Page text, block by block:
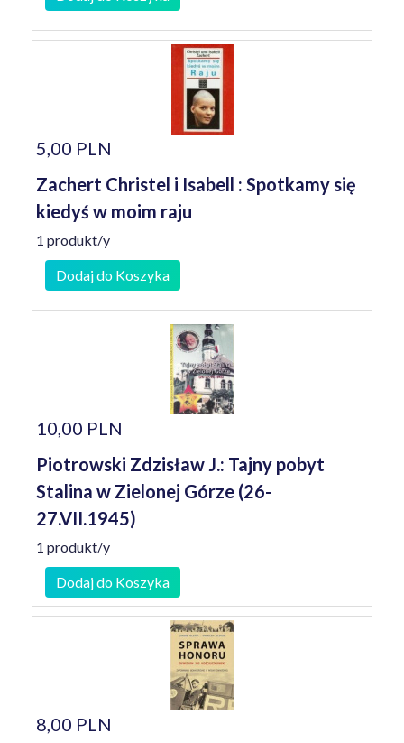
5,00 PLN
Zachert Christel i Isabell : Spotkamy się
kiedyś w moim raju
1 produkt/y
Dodaj do Koszyka
10,00 PLN
Piotrowski Zdzisław J.: Tajny pobyt
Stalina w Zielonej Górze (26-
27.VII.1945)
1 produkt/y
Dodaj do Koszyka
8,00 PLN